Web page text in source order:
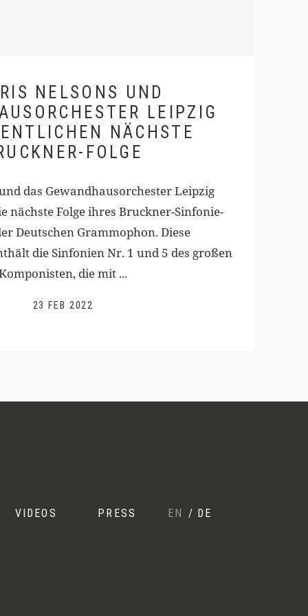
NELSONS UND
LEIPZIG
NÄCHSTE
FOLGE
das Gewandhausorchester Leipzig
nächste Folge ihres Bruckner-Sinfonie-
Deutschen Grammophon. Diese
die Sinfonien Nr. 1 und 5 des großen
die mit ...
23 FEB 2022
VIDEOS PRESS EN / DE